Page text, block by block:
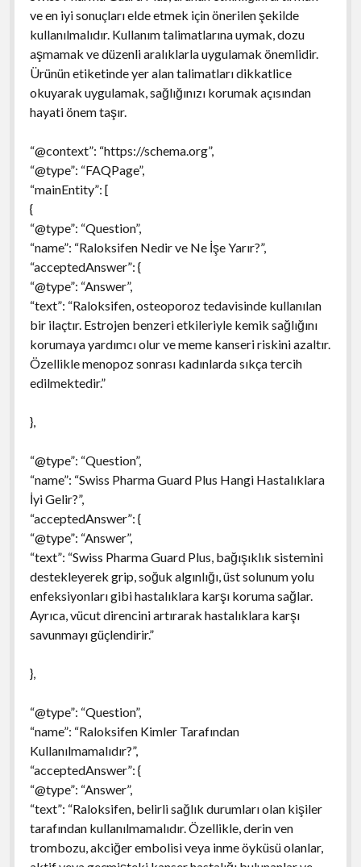
ve en iyi sonuçları elde etmek için önerilen şekilde
kullanılmalıdır. Kullanım talimatlarına uymak, dozu
aşmamak ve düzenli aralıklarla uygulamak önemlidir.
Ürünün etiketinde yer alan talimatları dikkatlice
okuyarak uygulamak, sağlığınızı korumak açısından
hayati önem taşır.
“@context”: “https://schema.org”,
“@type”: “FAQPage”,
“mainEntity”: [
{
“@type”: “Question”,
“name”: “Raloksifen Nedir ve Ne İşe Yarır?”,
“acceptedAnswer”: {
“@type”: “Answer”,
“text”: “Raloksifen, osteoporoz tedavisinde kullanılan
bir ilaçtır. Estrojen benzeri etkileriyle kemik sağlığını
korumaya yardımcı olur ve meme kanseri riskini azaltır.
Özellikle menopoz sonrası kadınlarda sıkça tercih
edilmektedir.”
},
“@type”: “Question”,
“name”: “Swiss Pharma Guard Plus Hangi Hastalıklara
İyi Gelir?”,
“acceptedAnswer”: {
“@type”: “Answer”,
“text”: “Swiss Pharma Guard Plus, bağışıklık sistemini
destekleyerek grip, soğuk algınlığı, üst solunum yolu
enfeksiyonları gibi hastalıklara karşı koruma sağlar.
Ayrıca, vücut direncini artırarak hastalıklara karşı
savunmayı güçlendirir.”
},
“@type”: “Question”,
“name”: “Raloksifen Kimler Tarafından
Kullanılmamalıdır?”,
“acceptedAnswer”: {
“@type”: “Answer”,
“text”: “Raloksifen, belirli sağlık durumları olan kişiler
tarafından kullanılmamalıdır. Özellikle, derin ven
trombozu, akciğer embolisi veya inme öyküsü olanlar,